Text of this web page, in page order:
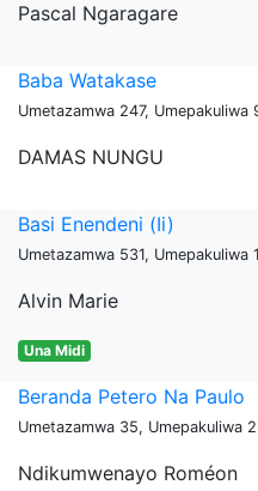
Pascal Ngaragare
Baba Watakase
Umetazamwa 247, Umepakuliwa
DAMAS NUNGU
Basi Enendeni (Ii)
Umetazamwa 531, Umepakuliwa
Alvin Marie
Una Midi
Beranda Petero Na Paulo
Umetazamwa 35, Umepakuliwa
Ndikumwenayo Roméon